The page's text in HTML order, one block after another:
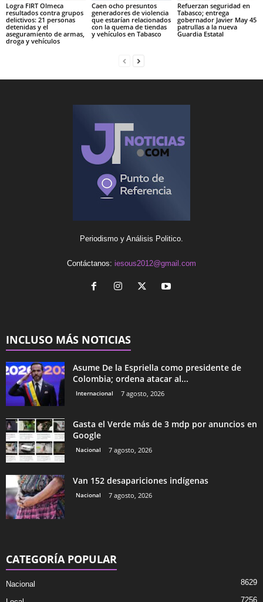
Logra FIRT Olmeca
resultados contra grupos
delictivos: 21 personas
detenidas y el
aseguramiento de armas,
droga y vehículos
Caen ocho presuntos
generadores de violencia
que estarían relacionados
con la quema de tiendas
y vehículos en Tabasco
Refuerzan seguridad en
Tabasco; entrega
gobernador Javier May 45
patrullas a la nueva
Guardia Estatal
Periodismo y Análisis Politico.
Contáctanos: iesous2012@gmail.com
INCLUSO MÁS NOTICIAS
Asume De la Espriella como presidente de
Colombia; ordena atacar al...
Internacional 7 agosto, 2026
Gasta el Verde más de 3 mdp por anuncios en
Google
Nacional 7 agosto, 2026
Van 152 desapariciones indígenas
Nacional 7 agosto, 2026
CATEGORÍA POPULAR
Nacional 8629
7256